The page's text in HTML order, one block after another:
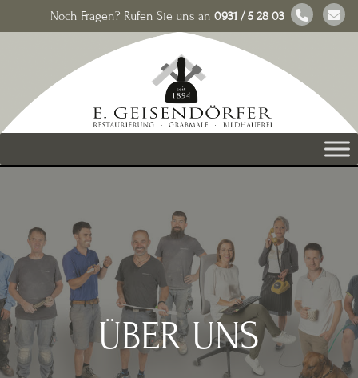
Noch Fragen? Rufen Sie uns an 0931 / 5 28 03
ÜBER UNS